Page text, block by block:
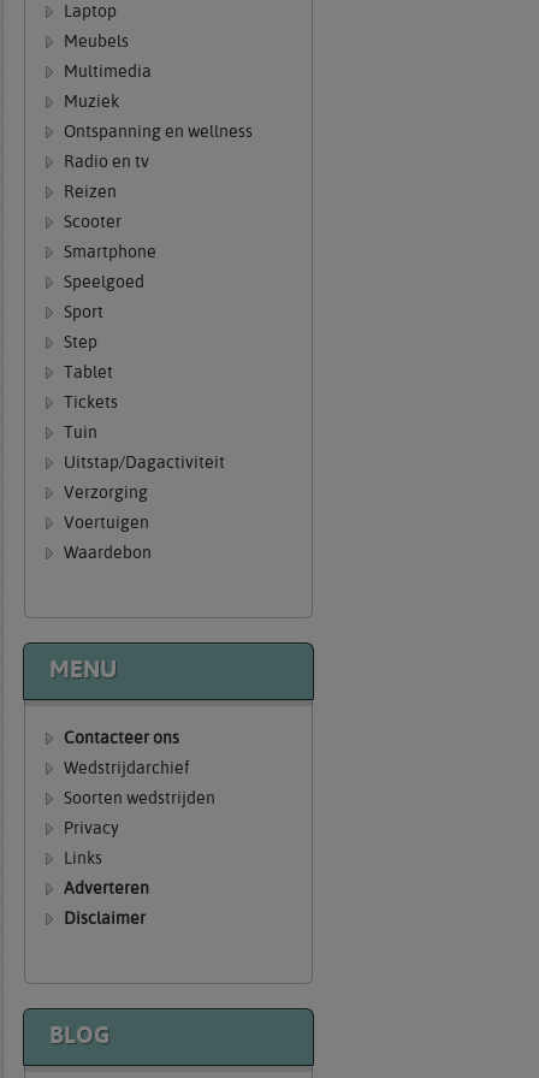
Laptop
Meubels
Multimedia
Muziek
Ontspanning en wellness
Radio en tv
Reizen
Scooter
Smartphone
Speelgoed
Sport
Step
Tablet
Tickets
Tuin
Uitstap/Dagactiviteit
Verzorging
Voertuigen
Waardebon
MENU
Contacteer ons
Wedstrijdarchief
Soorten wedstrijden
Privacy
Links
Adverteren
Disclaimer
BLOG